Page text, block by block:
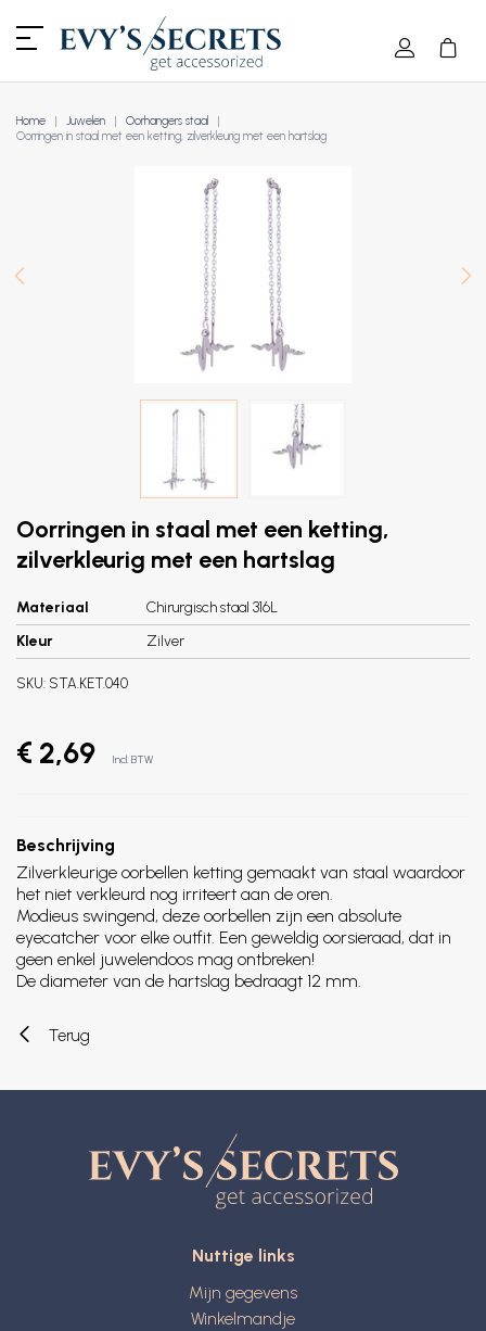
Home Juwelen
Oorhangers staal
Oorringen in staal met een ketting, zilverkleurig met een hartslag
Oorringen in staal met een ketting,
zilverkleurig met een hartslag
Materiaal
Chirurgisch staal 316L
Kleur
Zilver
SKU: STA.KET.040
€ 2,69 Incl. BTW
Beschrijving
Zilverkleurige oorbellen ketting gemaakt van staal waardoor
het niet verkleurd nog irriteert aan de oren.
Modieus swingend, deze oorbellen zijn een absolute
eyecatcher voor elke outfit. Een geweldig oorsieraad, dat in
geen enkel juwelendoos mag ontbreken!
De diameter van de hartslag bedraagt 12 mm.
Terug
Nuttige links
Mijn gegevens
Winkelmandje